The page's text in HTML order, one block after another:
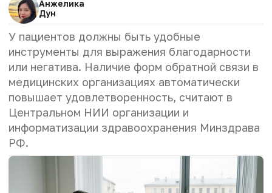
Анжелика
Дун
У пациентов должны быть удобные
инструменты для выражения благодарности
или негатива. Наличие форм обратной связи в
медицинских организациях автоматически
повышает удовлетворенность, считают в
Центральном НИИ организации и
информатизации здравоохранения Минздрава
РФ.